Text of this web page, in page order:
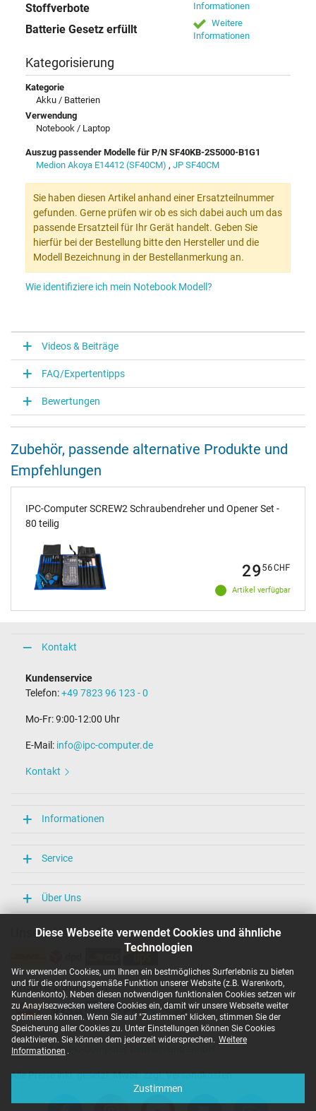
Diese Webseite verwendet Cookies und ähnliche
Technologien
Wir verwenden Cookies, um Ihnen ein bestmögliches Surferlebnis zu bieten
und für die ordnungsgemäße Funktion unserer Website (z.B. Warenkorb,
Kundenkonto). Neben diesen notwendigen funktionalen Cookies setzen wir
zu Anaylsezwecken weitere Cookies ein, damit wir unsere Webseite weiter
optimieren können. Wenn Sie auf "Zustimmen" klicken, stimmen Sie der
Speicherung aller Cookies zu. Unter Einstellungen können Sie Cookies
deaktivieren. Sie können dem jederzeit widersprechen. Weitere
Informationen .
Zustimmen
Stoffverbote
Informationen
Batterie Gesetz erfüllt
Weitere
Informationen
Kategorisierung
Kategorie
Akku / Batterien
Verwendung
Notebook / Laptop
Auszug passender Modelle für P/N SF40KB-2S5000-B1G1
Medion Akoya E14412 (SF40CM) , JP SF40CM
Sie haben diesen Artikel anhand einer Ersatzteilnummer
gefunden. Gerne prüfen wir ob es sich dabei auch um das
passende Ersatzteil für Ihr Gerät handelt. Geben Sie
hierfür bei der Bestellung bitte den Hersteller und die
Modell Bezeichnung in der Bestellanmerkung an.
Wie identifiziere ich mein Notebook Modell?
Videos & Beiträge
FAQ/Expertentipps
Bewertungen
Zubehör, passende alternative Produkte und
Empfehlungen
IPC-Computer SCREW2 Schraubendreher und Opener Set -
80 teilig
Artikel verfügbar
2956CHF
Kontakt
Kundenservice
Telefon:+49 7823 96 123 - 0
Mo-Fr: 9:00-12:00 Uhr
E-Mail: info@ipc-computer.de
Kontakt
Informationen
Service
Über Uns
Unsere Versandarten
Unsere Zahlarten
Copyright ©
Alle Preise inkl. gesetzl. MwSt. zzgl. Versandkosten